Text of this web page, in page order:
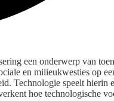
een onderwerp van
en milieukwesties op
Technologie speelt hierin
hoe technologische